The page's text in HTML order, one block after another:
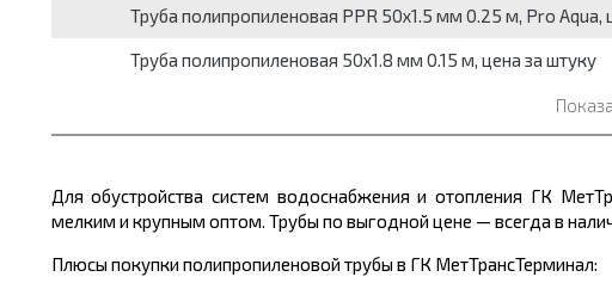
Труба полипропиленовая PPR 50х1.5 мм 0.25 м, Pro Aqua,
Труба полипропиленовая 50х1.8 мм 0.15 м, цена за штуку
Для обустройства систем водоснабжения и отопления ГК
мелким и крупным оптом. Трубы по выгодной цене — всегда в
Плюсы покупки полипропиленовой трубы в ГК МетТрансТерминал: